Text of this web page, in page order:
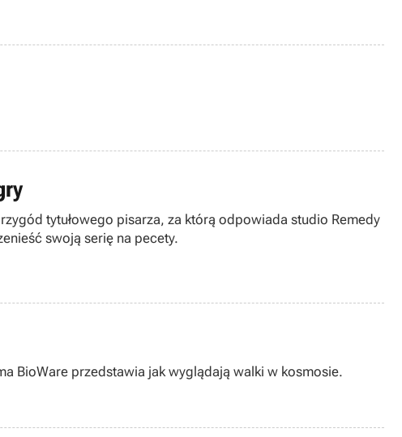
tytułowego pisarza, za którą odpowiada studio Remedy
swoją serię na pecety.
BioWare przedstawia jak wyglądają walki w kosmosie.